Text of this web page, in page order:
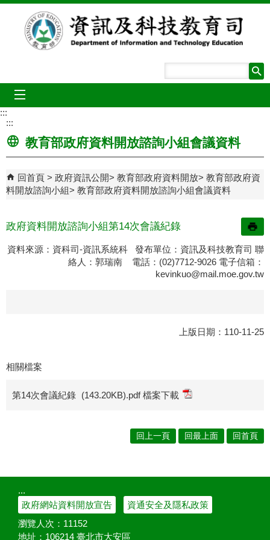
跳到主要內容區塊
:::
:::
教育部政府資料開放諮詢小組會議資料
回首頁 政府資訊公開 教育部政府資料開放
教育部政府資
料開放諮詢小組
教育部政府資料開放諮詢小組會議資料
政府資料開放諮詢小組第14次會議紀錄
資料來源：資科司-資訊系統科 發布單位：資訊及科技教育司 聯
絡人：郭瑞南 電話：(02)7712-9026 電子信箱：
kevinkuo@mail.moe.gov.tw
上版日期：110-11-25
相關檔案
第14次會議紀錄 (143.20KB).pdf 檔案下載
回上一頁 回最上面 回首頁
:::
政府網站資料開放宣告
資通安全及隱私政策
瀏覽人次： 11152
地址：106214 臺北市大安區